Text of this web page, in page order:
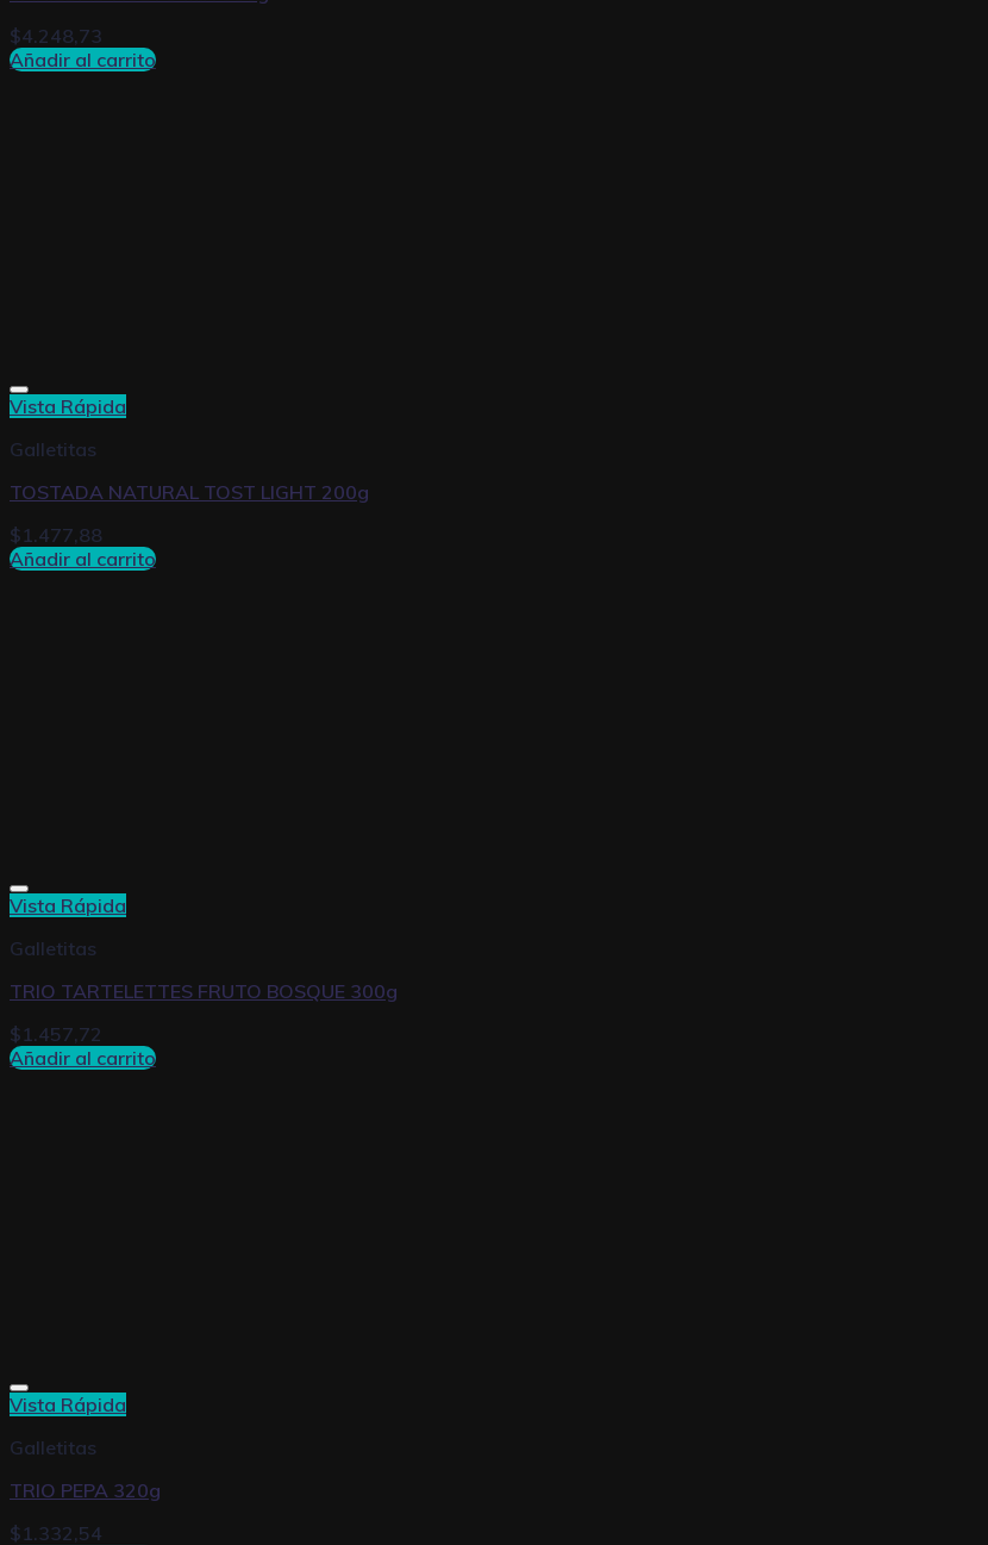
$4.248,73
Añadir al carrito
Vista Rápida
Galletitas
TOSTADA NATURAL TOST LIGHT 200g
$1.477,88
Añadir al carrito
Vista Rápida
Galletitas
TRIO TARTELETTES FRUTO BOSQUE 300g
$1.457,72
Añadir al carrito
Vista Rápida
Galletitas
TRIO PEPA 320g
$1.332,54